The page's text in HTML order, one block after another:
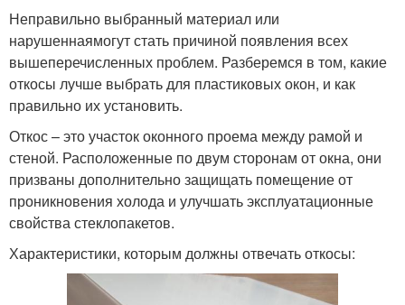
Неправильно выбранный материал или
нарушеннаямогут стать причиной появления всех
вышеперечисленных проблем. Разберемся в том, какие
откосы лучше выбрать для пластиковых окон, и как
правильно их установить.
Откос – это участок оконного проема между рамой и
стеной. Расположенные по двум сторонам от окна, они
призваны дополнительно защищать помещение от
проникновения холода и улучшать эксплуатационные
свойства стеклопакетов.
Характеристики, которым должны отвечать откосы: